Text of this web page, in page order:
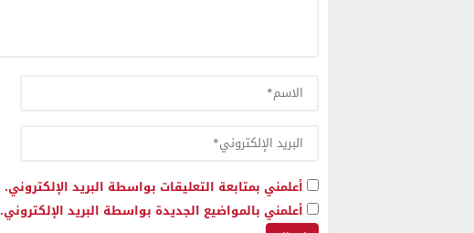
أعلمني بمتابعة التعليقات بواسطة البريد الإلكتروني.
أعلمني بالمواضيع الجديدة بواسطة البريد الإلكتروني.